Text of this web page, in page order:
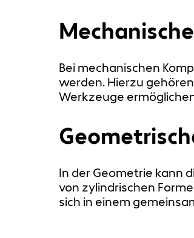
Bei mechanischen
werden. Hierzu
Werkzeuge
In der Geometrie kann
von zylindrischen
sich in einem